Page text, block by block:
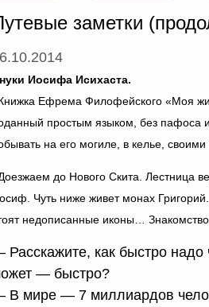
заметки
Иосифа Исихаста.
Ефрема Филофейского«Моя
простым языком, без пафоса и
на его могиле, в келье, своими
до Нового Скита. Лестница
Чуть ниже живет монах
недописанные иконы…
Расскажите, как быстро
— быстро?
В мире — 7 миллиардов